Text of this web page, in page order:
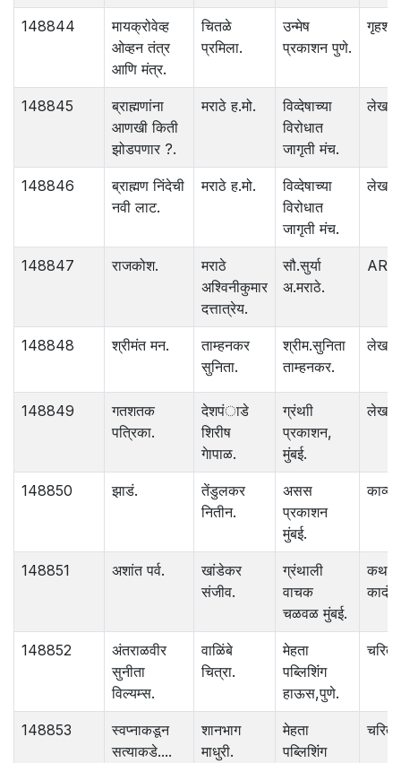
148844
मायक्रोवेव्ह
ओव्हन तंत्र
आणि मंत्र.
चितळे
प्रमिला.
उन्मेष
प्रकाशन पुणे.
148845
ब्राह्मणांना
आणखी किती
झोडपणार ?.
मराठे ह.मो.
विव्देषाच्या
विरोधात
जागृती मंच.
लेख
148846
ब्राह्मण निंदेची
नवी लाट.
मराठे ह.मो.
विव्देषाच्या
विरोधात
जागृती मंच.
लेख
148847 राजकोश.
मराठे
अश्‍विनीकुमार
दत्तात्रेय.
सौ.सुर्या
अ.मराठे.
148848 श्रीमंत मन.
ताम्हनकर
सुनिता.
श्रीम.सुनिता
ताम्हनकर.
लेख
148849
गतशतक
पत्रिका.
देशपंाडे
शिरीष
गेापाळ.
ग्रंथाी
प्रकाशन,
मुंबई.
लेख
148850 झाडं.
तेंडुलकर
नितीन.
असस
प्रकाशन
मुंबई.
काव्य.
148851 अशांत पर्व.
खांडेकर
संजीव.
ग्रंथाली
वाचक
चळवळ मुंबई.
कथा
148852
अंतराळवीर
सुनीता
विल्यम्स.
वाळिंबे
चित्रा.
मेहता
पब्लिशिंंग
हाऊस,पुणे.
148853
स्वप्नाकडून
सत्याकडे....
शानभाग
माधुरी.
मेहता
पब्लिशिंंग